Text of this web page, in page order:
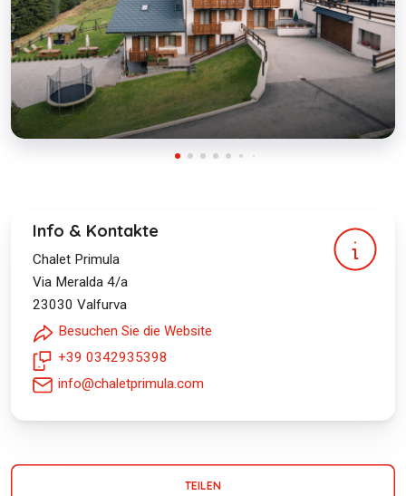
Info & Kontakte
Chalet Primula
Via Meralda 4/a
23030 Valfurva
Besuchen Sie die Website
+39 0342935398
info@chaletprimula.com
TEILEN